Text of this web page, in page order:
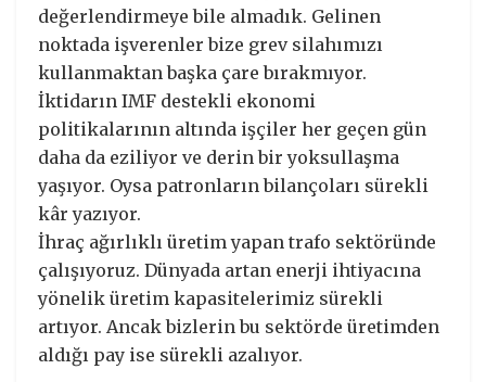
değerlendirmeye bile almadık. Gelinen
noktada işverenler bize grev silahımızı
kullanmaktan başka çare bırakmıyor.
İktidarın IMF destekli ekonomi
politikalarının altında işçiler her geçen gün
daha da eziliyor ve derin bir yoksullaşma
yaşıyor. Oysa patronların bilançoları sürekli
kâr yazıyor.
İhraç ağırlıklı üretim yapan trafo sektöründe
çalışıyoruz. Dünyada artan enerji ihtiyacına
yönelik üretim kapasitelerimiz sürekli
artıyor. Ancak bizlerin bu sektörde üretimden
aldığı pay ise sürekli azalıyor.